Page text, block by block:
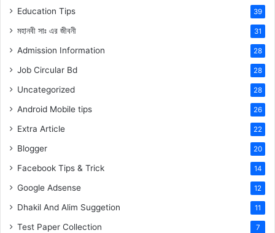
Education Tips 39
মহানবী সাঃ এর জীবনী 31
Admission Information 28
Job Circular Bd 28
Uncategorized 28
Android Mobile tips 26
Extra Article 22
Blogger 20
Facebook Tips & Trick 14
Google Adsense 12
Dhakil And Alim Suggetion 11
Test Paper Collection 7